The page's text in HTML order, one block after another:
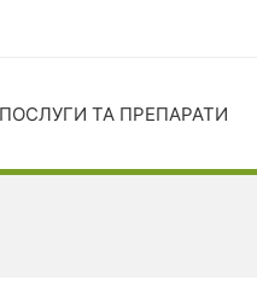
ПОСЛУГИ ТА ПРЕПАРАТИ